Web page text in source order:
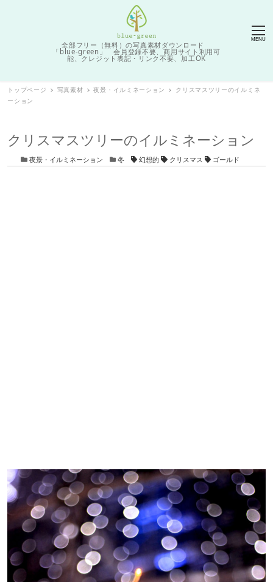
全部フリー（無料）の写真素材ダウンロード
「blue-green」 会員登録不要、商用サイト利用可
能、クレジット表記・リンク不要、加工OK
MENU
トップページ 写真素材 夜景・イルミネーション
クリスマスツリーのイルミネ
ーション
クリスマスツリーのイルミネーション
カテゴリー
夜景・イルミネーション カテゴリー
冬 タグ幻想的 クリスマス ゴールド